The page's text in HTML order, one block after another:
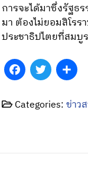
การจะได้มาซึ่งรัฐธ
มา ต้องไม่ยอมสิโร
ประชาธิปไตยที่สมบู
Facebook
Twitter
Categories:ข่าว